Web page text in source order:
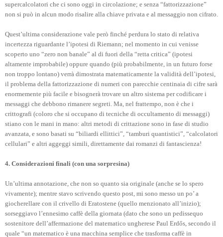
supercalcolatori che ci sono oggi in circolazione; e senza “fattorizzazione”
non si può in alcun modo risalire alla chiave privata e al messaggio non cifrato.
Quest’ultima considerazione vale però finché perdura lo stato di relativa
incertezza riguardante l’ipotesi di Riemann; nel momento in cui venisse
scoperto uno “zero non banale” al di fuori della “retta critica” (ipotesi
altamente improbabile) oppure quando (più probabilmente, in un futuro forse
non troppo lontano) verrà dimostrata matematicamente la validità dell’ipotesi,
il problema della fattorizzazione di numeri con parecchie centinaia di cifre sarà
enormemente più facile e bisognerà trovare un altro sistema per codificare i
messaggi che debbono rimanere segreti. Ma, nel frattempo, non è che i
crittografi (coloro che si occupano di tecniche di occultamento di messaggi)
stiano con le mani in mano: altri metodi di crittazione sono in fase di studio
avanzata, e sono basati su “biliardi ellittici”, “tamburi quantistici”, “calcolatori
cellulari” e altri aggeggi simili, direttamente dai romanzi di fantascienza!
4. Considerazioni finali (con una sorpresina)
Un’ultima annotazione, che non so quanto sia originale (anche se lo spero
vivamente); mentre stavo scrivendo questo post, mi sono messo un po’ a
giocherellare con il crivello di Eratostene (quello menzionato all’inizio);
sorseggiavo l’ennesimo caffè della giornata (dato che sono un pedissequo
sostenitore dell’affermazione del matematico ungherese Paul Erdős, secondo il
quale “un matematico è una macchina semplice che trasforma caffè in